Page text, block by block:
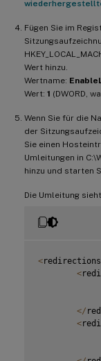
Fügen Sie im
Wert hinzu.
Wertname:
Wert: 1 (DWORD,
Wenn Sie für die
der
Sie einen
Umleitungen in
hinzu und starten
Die Umleitung
<redirections
<
</
<